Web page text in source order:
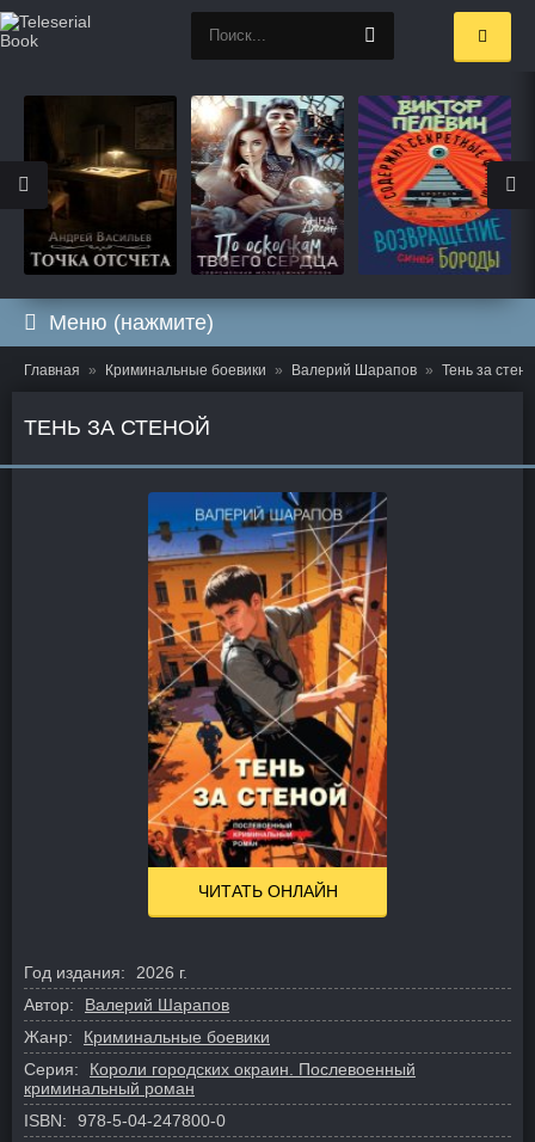
Меню (нажмите)
Главная Криминальные боевики Валерий Шарапов Тень за
ТЕНЬ ЗА СТЕНОЙ
ЧИТАТЬ ОНЛАЙН
Год издания:
2026 г.
Автор:
Валерий Шарапов
Жанр:
Криминальные боевики
Серия:
Короли городских окраин. Послевоенный
криминальный роман
ISBN:
978-5-04-247800-0